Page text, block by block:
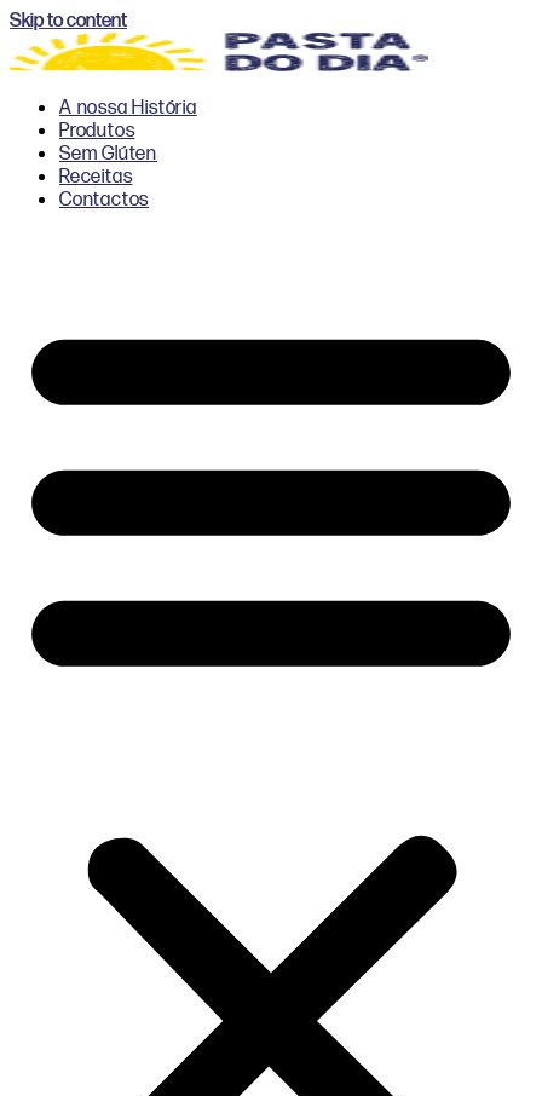
Skip to content
A nossa História
Produtos
Sem Glúten
Receitas
Contactos